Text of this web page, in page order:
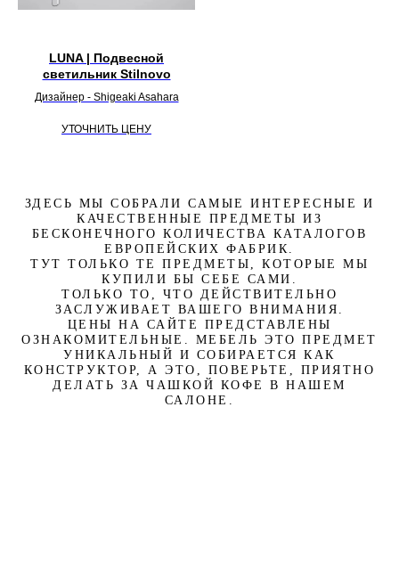
LUNA | Подвесной
светильник Stilnovo
Дизайнер - Shigeaki Asahara
УТОЧНИТЬ ЦЕНУ
ЗДЕСЬ МЫ СОБРАЛИ САМЫЕ ИНТЕРЕСНЫЕ И
КАЧЕСТВЕННЫЕ ПРЕДМЕТЫ ИЗ
БЕСКОНЕЧНОГО КОЛИЧЕСТВА КАТАЛОГОВ
ЕВРОПЕЙСКИХ ФАБРИК.
ТУТ ТОЛЬКО ТЕ ПРЕДМЕТЫ, КОТОРЫЕ МЫ
КУПИЛИ БЫ СЕБЕ САМИ.
ТОЛЬКО ТО, ЧТО ДЕЙСТВИТЕЛЬНО
ЗАСЛУЖИВАЕТ ВАШЕГО ВНИМАНИЯ.
ЦЕНЫ НА САЙТЕ ПРЕДСТАВЛЕНЫ
ОЗНАКОМИТЕЛЬНЫЕ. МЕБЕЛЬ ЭТО ПРЕДМЕТ
УНИКАЛЬНЫЙ И СОБИРАЕТСЯ КАК
КОНСТРУКТОР, А ЭТО, ПОВЕРЬТЕ, ПРИЯТНО
ДЕЛАТЬ ЗА ЧАШКОЙ КОФЕ В НАШЕМ
САЛОНЕ.